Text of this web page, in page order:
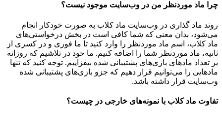
چرا ماد موردنظر من در وب‌سایت موجود نیست؟
روند ماد گذاری در وب‌سایت ماد کلاب به صورت خودکار انجام
می‌شود، بدان معنی که شما کافی است در بخش درخواستی‌های
ماد کلاب، اسم ماد موردنظر را وارد کنید تا ما فوری و در کسری از
ثانیه، ماد موردنظر شما را اضافه کنیم. ما خود در تلاشیم که روزانه
بر تعداد مادهای بازی‌های پشتیبانی شده بیفزاییم. توجه کنید که تنها
مادهایی را می‌توانیم قرار دهیم که جزو بازی‌های پشتیبانی شده
وب‌سایت قرار داشته باشد.
تفاوت ماد کلاب با نمونه‌های خارجی در چیست؟